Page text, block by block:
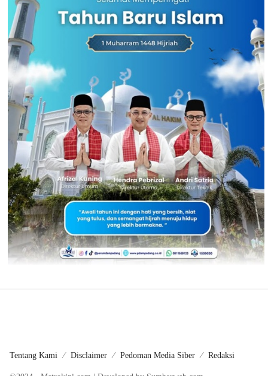
Tentang Kami Disclaimer Pedoman Media Siber Redaksi